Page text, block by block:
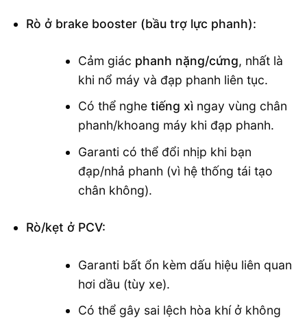
Rò ở brake booster (bầu trợ lực phanh):
Cảm giác phanh nặng/cứng, nhất là
khi nổ máy và đạp phanh liên tục.
Có thể nghe tiếng xìngay vùng chân
phanh/khoang máy khi đạp phanh.
Garanti có thể đổi nhịp khi bạn
đạp/nhả phanh (vì hệ thống tái tạo
chân không).
Rò/kẹt ở PCV:
Garanti bất ổn kèm dấu hiệu liên quan
hơi dầu (tùy xe).
Có thể gây sai lệch hòa khí ở không